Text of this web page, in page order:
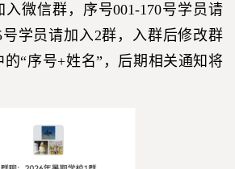
微信群，序号001-170号学员请
号学员请加入2群，入群后修改群
的“序号+姓名”，后期相关通知将